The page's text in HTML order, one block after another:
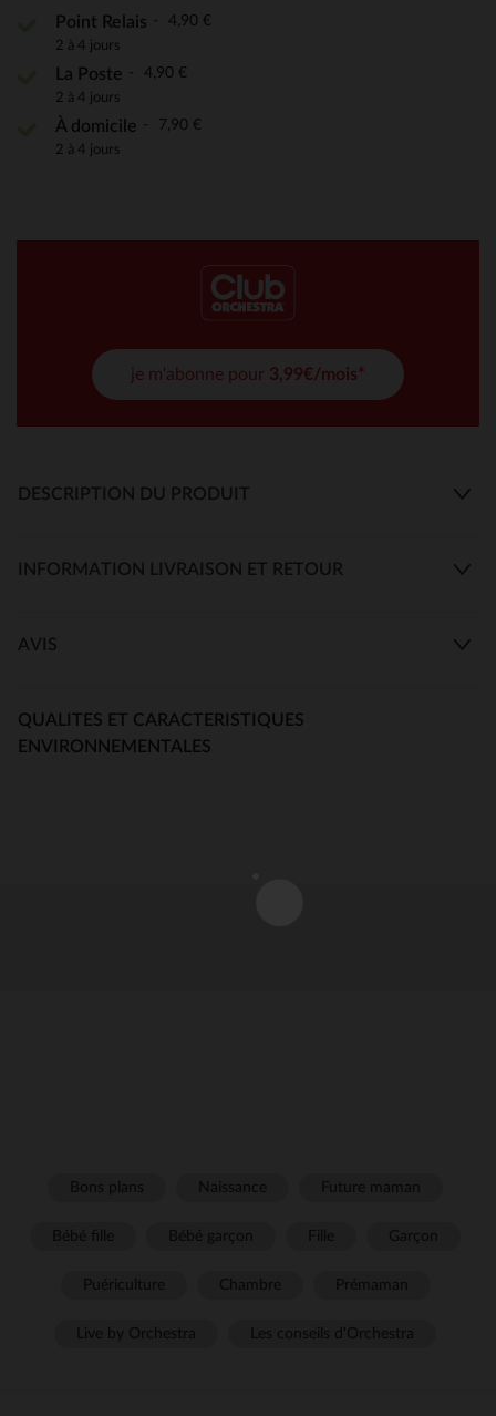
Point Relais 4,90 €
2 à 4 jours
La Poste 4,90 €
2 à 4 jours
À domicile 7,90 €
2 à 4 jours
je m'abonne pour 3,99€/mois*
DESCRIPTION DU PRODUIT
INFORMATION LIVRAISON ET RETOUR
AVIS
QUALITES ET CARACTERISTIQUES
ENVIRONNEMENTALES